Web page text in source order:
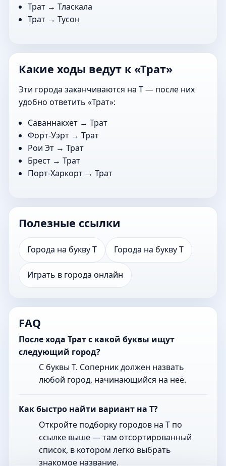
Трат →Тласкала
Трат →Тусон
Какие ходы ведут к «Трат»
Эти города заканчиваются на Т — после них
удобно ответить «Трат»:
Саваннакхет → Трат
Форт-Уэрт → Трат
Рои Эт → Трат
Брест → Трат
Порт-Харкорт → Трат
Полезные ссылки
Города на букву Т Города на букву Т
Играть в города онлайн
FAQ
После хода Трат с какой буквы ищут
следующий город?
С буквы Т. Соперник должен назвать
любой город, начинающийся на неё.
Как быстро найти вариант на Т?
Откройте подборку городов на Т по
ссылке выше — там отсортированный
список, в котором легко выбрать
знакомое название.